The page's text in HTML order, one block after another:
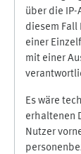
über die IP-
diesem
einer
mit einer
Es wäre
erhaltenen
Nutzer